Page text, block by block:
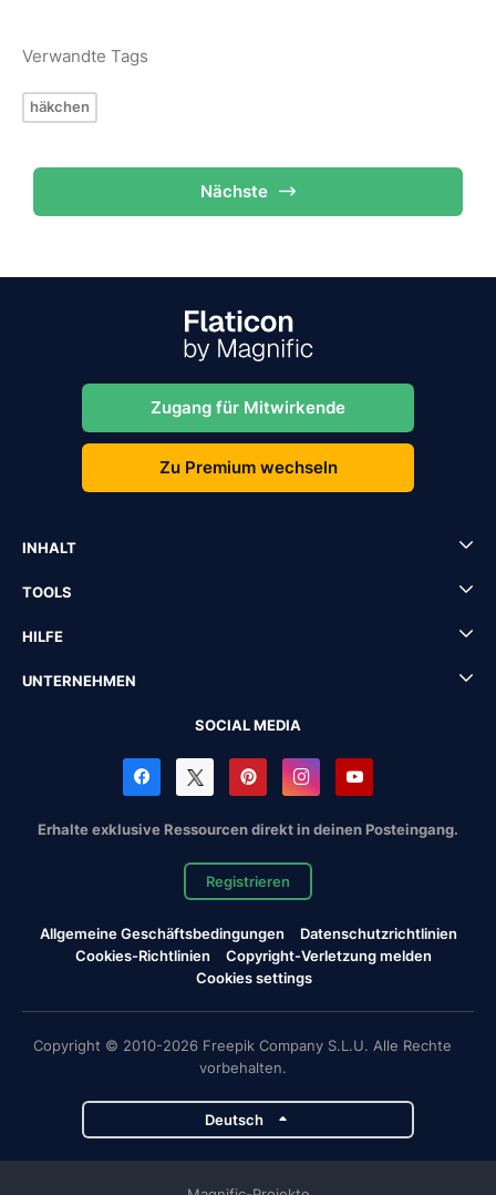
Verwandte Tags
häkchen
Nächste
Zugang für Mitwirkende
Zu Premium wechseln
INHALT
TOOLS
HILFE
UNTERNEHMEN
SOCIAL MEDIA
Erhalte exklusive Ressourcen direkt in deinen Posteingang.
Registrieren
Allgemeine Geschäftsbedingungen
Datenschutzrichtlinien
Cookies-Richtlinien
Copyright-Verletzung melden
Cookies settings
Copyright © 2010-2026 Freepik Company S.L.U. Alle Rechte
vorbehalten.
Deutsch